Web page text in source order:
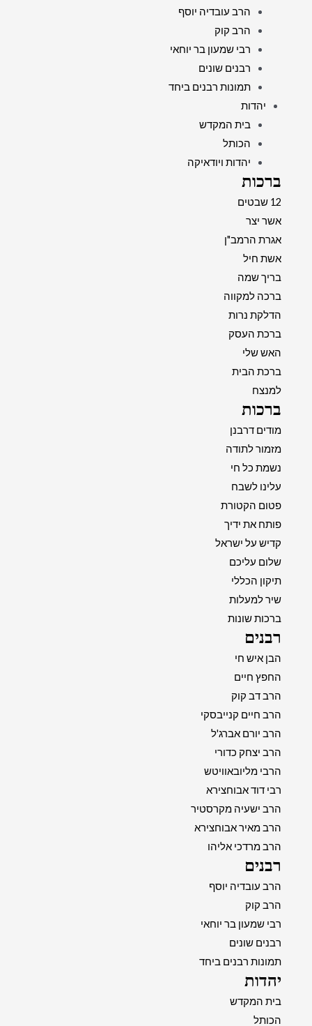
הרב עובדיה יוסף
הרב קוק
רבי שמעון בר יוחאי
רבנים שונים
תמונות רבנים ביחד
יהדות
בית המקדש
הכותל
יהדות ויודאיקה
ברכות
12 שבטים
אשר יצר
אגרת הרמב"ן
אשת חיל
בריך שמה
ברכה למקווה
הדלקת נרות
ברכת העסק
האש שלי
ברכת הבית
למנצח
ברכות
מודים דרבנן
מזמור לתודה
נשמת כל חי
עלינו לשבח
פטום הקטורת
פותח את ידיך
קדיש על ישראל
שלום עליכם
תיקון הכללי
שיר למעלות
ברכות שונות
רבנים
הבן איש חי
החפץ חיים
הרב דב קוק
הרב חיים קנייבסקי
הרב יורם אברג'ל
הרב יצחק כדורי
הרבי מליובאוויטש
רבי דוד אבוחצירא
הרב ישעיה מקרסטיר
הרב מאיר אבוחצירא
הרב מרדכי אליהו
רבנים
הרב עובדיה יוסף
הרב קוק
רבי שמעון בר יוחאי
רבנים שונים
תמונות רבנים ביחד
יהדות
בית המקדש
הכותל